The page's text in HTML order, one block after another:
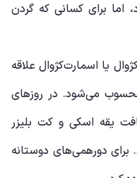
اما برای کسانی که گردن
یا اسمارت‌کژوال علاقه
محسوب می‌شود. در روزهای
یقه اسکی و کت بلیزر
دورهمی‌های دوستانه